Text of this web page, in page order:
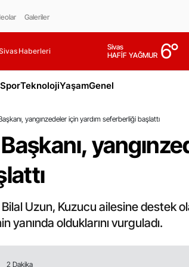
Galeriler
Haberleri
Sivas
HAFİF YAĞMUR 6°
SporTeknolojiYaşamGenel
yangınzedeler için yardım seferberliği başlattı
Uzun, Kuzucu ailesine destek
yanında olduklarını vurguladı.
2 Dakika